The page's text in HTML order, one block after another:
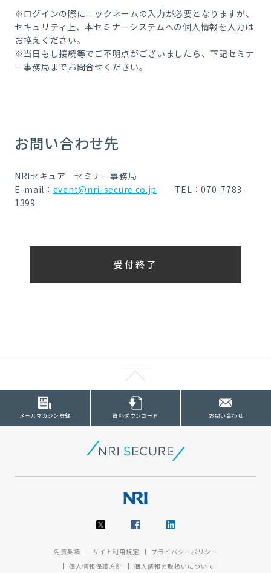
※ログインの際にニックネームの入力が必要となりますが、
セキュリティ上、本セミナーシステムへの個人情報を入力は
お控えください。
※当日もし接続等でご不明点がございましたら、下記セミナ
ー事務局までお問合せください。
お問い合わせ先
NRIセキュア セミナー事務局
E-mail： event@nri-secure.co.jp TEL：070-7783-
1399
受付終了
メールマガジン登録 資料ダウンロード お問い合わせ
免責条項 サイト利用規定
プライバシーポリシー
個人情報保護方針
個人情報の取扱いについて